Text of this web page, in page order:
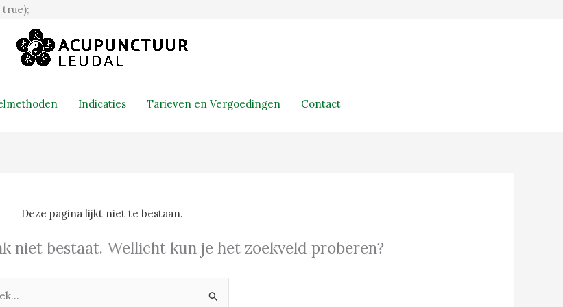
true);
naar
de
inhoud
Indicaties Tarieven en Vergoedingen Contact
Deze pagina lijkt niet te bestaan.
niet bestaat. Wellicht kun je het zoekveld proberen?